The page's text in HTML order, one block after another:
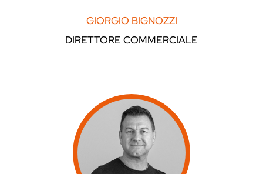
GIORGIO BIGNOZZI
DIRETTORE COMMERCIALE